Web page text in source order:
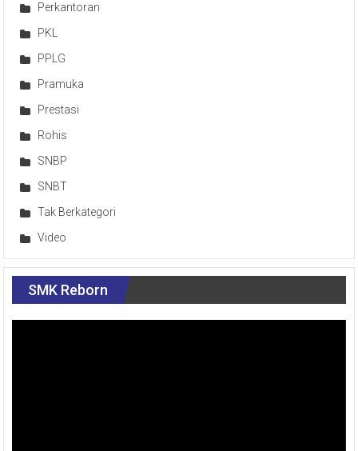
Perkantoran
PKL
PPLG
Pramuka
Prestasi
Rohis
SNBP
SNBT
Tak Berkategori
Video
SMK Reborn